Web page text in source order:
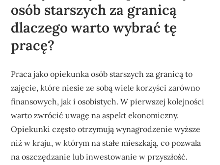
osób starszych za granicą
dlaczego warto wybrać tę
pracę?
Praca jako opiekunka osób starszych za granicą to
zajęcie, które niesie ze sobą wiele korzyści zarówno
finansowych, jak i osobistych. W pierwszej kolejności
warto zwrócić uwagę na aspekt ekonomiczny.
Opiekunki często otrzymują wynagrodzenie wyższe
niż w kraju, w którym na stałe mieszkają, co pozwala
na oszczędzanie lub inwestowanie w przyszłość.